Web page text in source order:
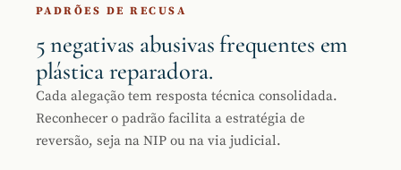
PADRÕES DE RECUSA
5 negativas abusivas frequentes em
plástica reparadora.
Cada alegação tem resposta técnica consolidada.
Reconhecer o padrão facilita a estratégia de
reversão, seja na NIP ou na via judicial.